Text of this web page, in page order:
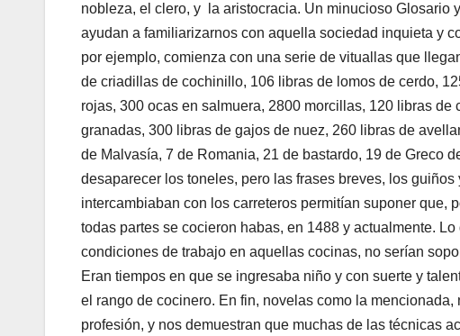
nobleza, el clero, y la aristocracia. Un minucioso Glosario
ayudan a familiarizarnos con aquella sociedad inquieta y
por ejemplo, comienza con una serie de vituallas que
de criadillas de cochinillo, 106 libras de lomos de cerdo,
rojas, 300 ocas en salmuera, 2800 morcillas, 120 libras
granadas, 300 libras de gajos de nuez, 260 libras de
de Malvasía, 7 de Romania, 21 de bastardo, 19 de Greco
desaparecer los toneles, pero las frases breves, los
intercambiaban con los carreteros permitían suponer que,
todas partes se cocieron habas, en 1488 y actualmente.
condiciones de trabajo en aquellas cocinas, no serían
Eran tiempos en que se ingresaba niño y con suerte y
el rango de cocinero. En fin, novelas como la
profesión, y nos demuestran que muchas de las técnicas